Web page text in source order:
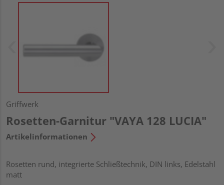
Griffwerk
Rosetten-Garnitur "VAYA 128 LUCIA"
Artikelinformationen
Rosetten rund, integrierte Schließtechnik, DIN links, Edelstahl
matt